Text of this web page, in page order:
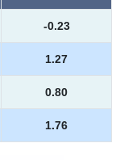
-0.23
1.27
0.80
1.76